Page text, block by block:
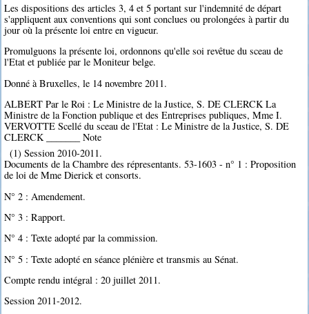
Les dispositions des articles 3, 4 et 5 portant sur l'indemnité de départ
s'appliquent aux conventions qui sont conclues ou prolongées à partir du
jour où la présente loi entre en vigueur.
Promulguons la présente loi, ordonnons qu'elle soi revêtue du sceau de
l'Etat et publiée par le Moniteur belge.
Donné à Bruxelles, le 14 novembre 2011.
ALBERT Par le Roi : Le Ministre de la Justice, S. DE CLERCK La
Ministre de la Fonction publique et des Entreprises publiques, Mme I.
VERVOTTE Scellé du sceau de l'Etat : Le Ministre de la Justice, S. DE
CLERCK _______ Note
(1) Session 2010-2011.
Documents de la Chambre des répresentants. 53-1603 - n° 1 : Proposition
de loi de Mme Dierick et consorts.
N° 2 : Amendement.
N° 3 : Rapport.
N° 4 : Texte adopté par la commission.
N° 5 : Texte adopté en séance plénière et transmis au Sénat.
Compte rendu intégral : 20 juillet 2011.
Session 2011-2012.